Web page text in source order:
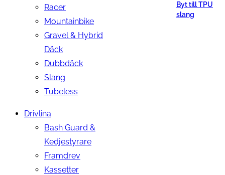
Racer
Mountainbike
Gravel & Hybrid
Däck
Dubbdäck
Slang
Tubeless
Drivlina
Bash Guard &
Kedjestyrare
Framdrev
Kassetter
Byt till TPU
slang